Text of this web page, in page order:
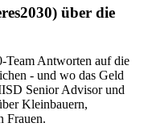
über die
Team Antworten auf die
- und wo das Geld
Senior Advisor und
Kleinbauern,
Frauen.